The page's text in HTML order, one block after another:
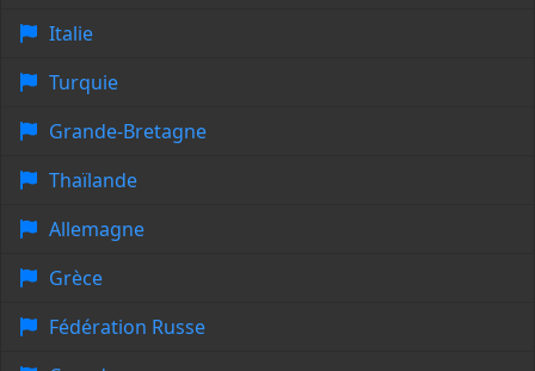
Italie
Turquie
Grande-Bretagne
Thaïlande
Allemagne
Grèce
Fédération Russe